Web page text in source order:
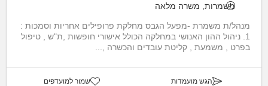
משמרות, משרה מלאה
מנהל/ת משמרת -מפעל הגבס מחלקת פרופילים אחריות וסמכות :
1. ניהול ההון האנושי במחלקה הכולל אישורי חופשות ,ת"ש , טיפול
בפרט , משמעת , קליטת עובדים והכשרה ,...
הגש מועמדות שמור למועדפים